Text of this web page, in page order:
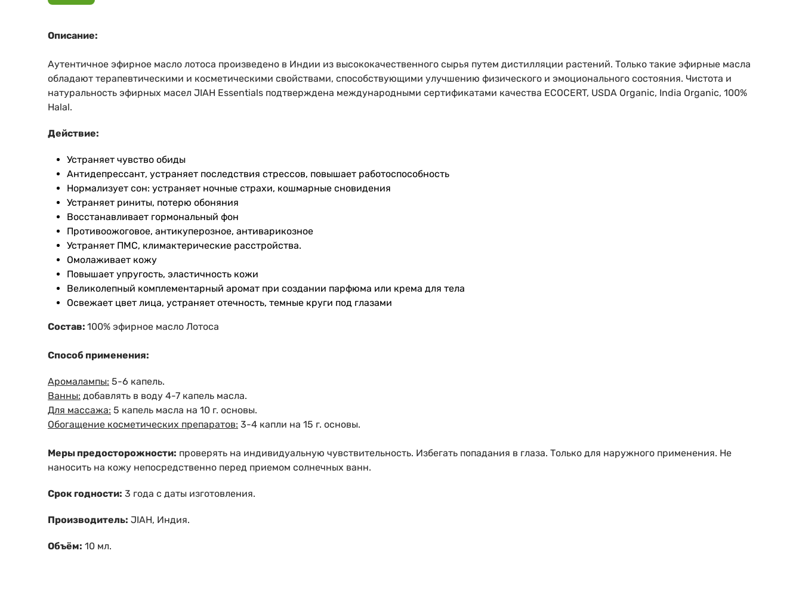
Описание:
Аутентичное эфирное масло лотоса произведено в Индии из высококачественного сырья путем дистилляции растений. Только такие эфирные масла
обладают терапевтическими и косметическими свойствами, способствующими улучшению физического и эмоционального состояния. Чистота и
натуральность эфирных масел JIAH Essentials подтверждена международными сертификатами качества ECOCERT, USDA Organic, India Organic, 100%
Halal.
Действие:
Устраняет чувство обиды
Антидепрессант, устраняет последствия стрессов, повышает работоспособность
Нормализует сон: устраняет ночные страхи, кошмарные сновидения
Устраняет риниты, потерю обоняния
Восстанавливает гормональный фон
Противоожоговое, антикуперозное, антиварикозное
Устраняет ПМС, климактерические расстройства.
Омолаживает кожу
Повышает упругость, эластичность кожи
Великолепный комплементарный аромат при создании парфюма или крема для тела
Освежает цвет лица, устраняет отечность, темные круги под глазами
Состав: 100% эфирное масло Лотоса
Способ применения:
Аромалампы: 5-6 капель.
Ванны: добавлять в воду 4-7 капель масла.
Для массажа: 5 капель масла на 10 г. основы.
Обогащение косметических препаратов: 3-4 капли на 15 г. основы.
Меры предосторожности: проверять на индивидуальную чувствительность. Избегать попадания в глаза. Только для наружного применения. Не
наносить на кожу непосредственно перед приемом солнечных ванн.
Срок годности: 3 года с даты изготовления.
Производитель: JIAH, Индия.
Объём: 10 мл.